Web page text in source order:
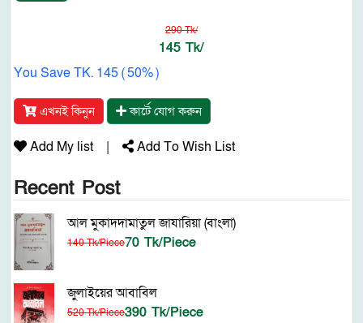
290 Tk/
145 Tk/
You Save TK. 145 ( 50% )
এখনই কিনুন কার্টে যোগ করুন
Add My list | Add To Wish List
Recent Post
আল মুকাদদামাতুল জাযারিয়া (বাংলা)
140 Tk/Piece70 Tk/Piece
জুলাইয়ের আবাবিল
520 Tk/Piece390 Tk/Piece